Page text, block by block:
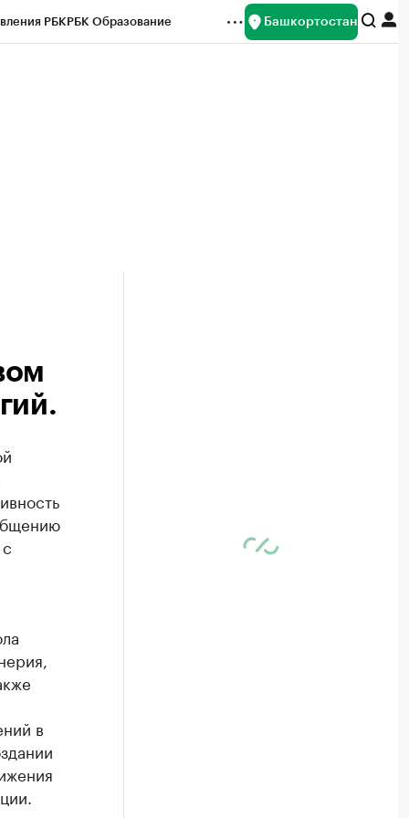
РБКРБК Образование Башкортостан
в